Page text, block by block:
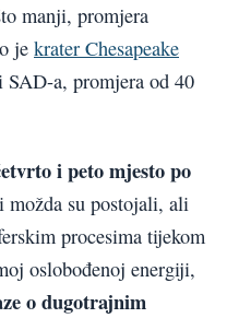
manji, promjera
je krater Chesapeake
SAD-a, promjera od 40
i peto mjesto po
možda su postojali, ali
procesima tijekom
oslobođenoj energiji,
o dugotrajnim